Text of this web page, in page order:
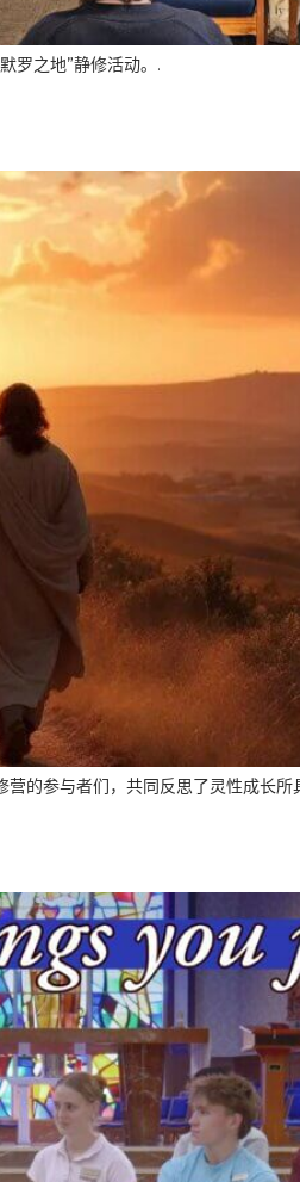
罗之地”静修活动。.
的参与者们，共同反思了灵性成长所